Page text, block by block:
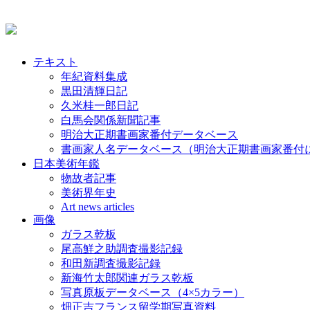
テキスト
年紀資料集成
黒田清輝日記
久米桂一郎日記
白馬会関係新聞記事
明治大正期書画家番付データベース
書画家人名データベース（明治大正期書画家番付
日本美術年鑑
物故者記事
美術界年史
Art news articles
画像
ガラス乾板
尾高鮮之助調査撮影記録
和田新調査撮影記録
新海竹太郎関連ガラス乾板
写真原板データベース（4×5カラー）
畑正吉フランス留学期写真資料